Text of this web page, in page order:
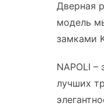
Дверная
модель
замками
NAPOLI –
лучших